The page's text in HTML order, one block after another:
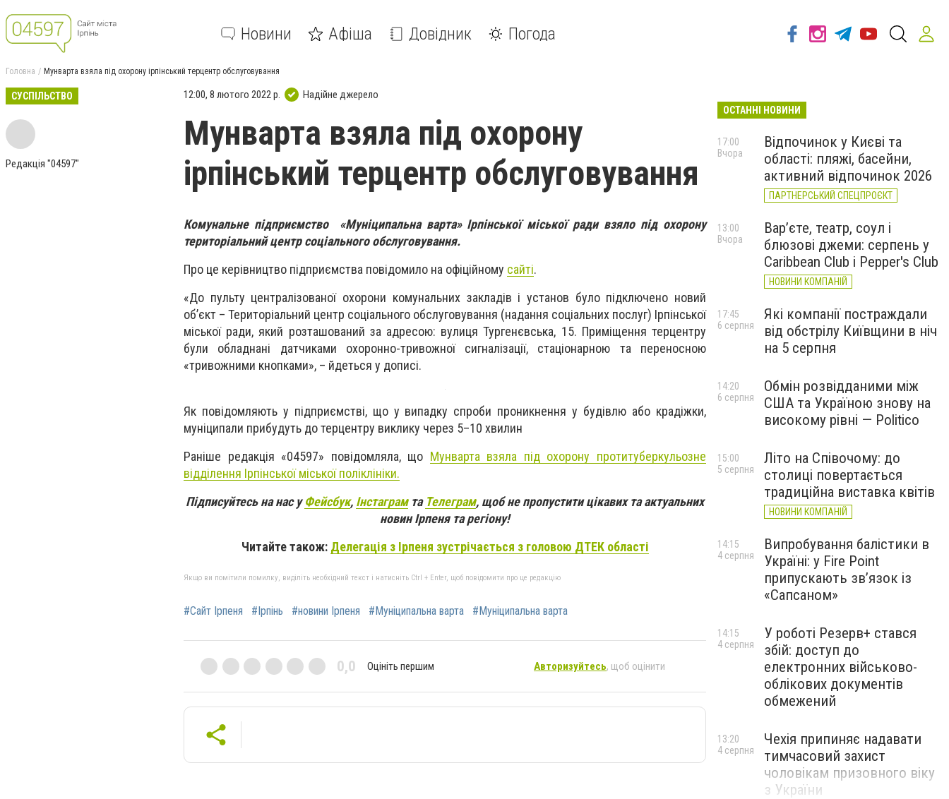
Новини Афіша Довідник Погода
Головна Мунварта взяла під охорону ірпінський терцентр обслуговування
СУСПІЛЬСТВО
Редакція "04597"
12:00, 8 лютого 2022 р. Надійне джерело
Мунварта взяла під охорону
ірпінський терцентр обслуговування
Комунальне підприємство «Муніципальна варта» Ірпінської міської ради взяло під охорону
територіальний центр соціального обслуговування.
Про це керівництво підприємства повідомило на офіційному сайті.
«До пульту централізованої охорони комунальних закладів і установ було підключено новий
об’єкт – Територіальний центр соціального обслуговування (надання соціальних послуг) Ірпінської
міської ради, який розташований за адресою: вулиця Тургенєвська, 15. Приміщення терцентру
були обладнані датчиками охоронно-тривожної сигналізації, стаціонарною та переносною
«тривожними кнопками», – йдеться у дописі.
Як повідомляють у підприємстві, що у випадку спроби проникнення у будівлю або крадіжки,
муніципали прибудуть до терцентру виклику через 5–10 хвилин
Раніше редакція «04597» повідомляла, що Мунварта взяла під охорону протитуберкульозне
відділення Ірпінської міської поліклініки.
Підписуйтесь на нас уФейсбук, Інстаграмта Телеграм, щоб не пропустити цікавих та актуальних
новин Ірпеня та регіону!
Читайте також: Делегація з Ірпеня зустрічається з головою ДТЕК області
Якщо ви помітили помилку, виділіть необхідний текст і натисніть Ctrl + Enter, щоб повідомити про це редакцію
#Сайт Ірпеня #Ірпінь #новини Ірпеня #Муніципальна варта #Муніципальна варта
0,0 Оцініть першим Авторизуйтесь, щоб оцінити
ОСТАННІ НОВИНИ
Відпочинок у Києві та
області: пляжі, басейни,
активний відпочинок 2026
ПАРТНЕРСЬКИЙ СПЕЦПРОЄКТ
17:00
Вчора
Вар’єте, театр, соул і
блюзові джеми: серпень у
Caribbean Club і Pepper's Club
НОВИНИ КОМПАНІЙ
13:00
Вчора
Які компанії постраждали
від обстрілу Київщини в ніч
на 5 серпня
17:45
6 серпня
Обмін розвідданими між
США та Україною знову на
високому рівні — Politico
14:20
6 серпня
Літо на Співочому: до
столиці повертається
традиційна виставка квітів
НОВИНИ КОМПАНІЙ
15:00
5 серпня
Випробування балістики в
Україні: у Fire Point
припускають зв’язок із
«Сапсаном»
14:15
4 серпня
У роботі Резерв+ стався
збій: доступ до
електронних військово-
облікових документів
обмежений
14:15
4 серпня
Чехія припиняє надавати
тимчасовий захист
чоловікам призовного віку
з України
13:20
4 серпня